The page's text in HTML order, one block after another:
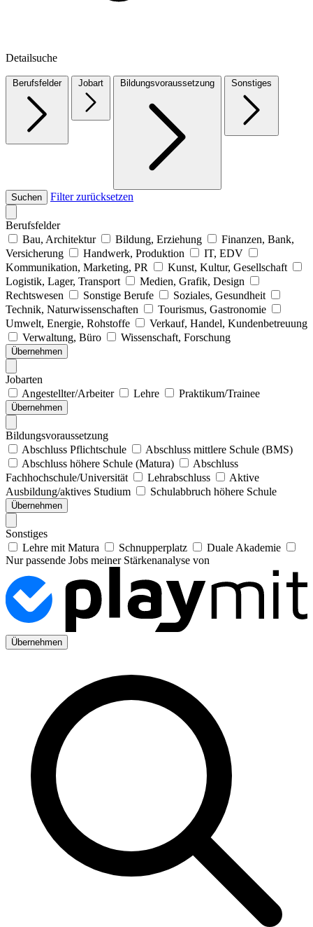
Detailsuche
Berufsfelder Jobart Bildungsvoraussetzung Sonstiges
Suchen Filter zurücksetzen
Berufsfelder
Bau, Architektur
Bildung, Erziehung
Finanzen, Bank,
Versicherung
Handwerk, Produktion
IT, EDV
Kommunikation, Marketing, PR
Kunst, Kultur, Gesellschaft
Logistik, Lager, Transport
Medien, Grafik, Design
Rechtswesen
Sonstige Berufe
Soziales, Gesundheit
Technik, Naturwissenschaften
Tourismus, Gastronomie
Umwelt, Energie, Rohstoffe
Verkauf, Handel, Kundenbetreuung
Verwaltung, Büro
Wissenschaft, Forschung
Übernehmen
Jobarten
Angestellter/Arbeiter
Lehre Praktikum/Trainee
Übernehmen
Bildungsvoraussetzung
Abschluss Pflichtschule
Abschluss mittlere Schule (BMS)
Abschluss höhere Schule (Matura)
Abschluss
Fachhochschule/Universität
Lehrabschluss
Aktive
Ausbildung/aktives Studium
Schulabbruch höhere Schule
Übernehmen
Sonstiges
Lehre mit Matura
Schnupperplatz
Duale Akademie
Nur passende Jobs meiner Stärkenanalyse von
Übernehmen